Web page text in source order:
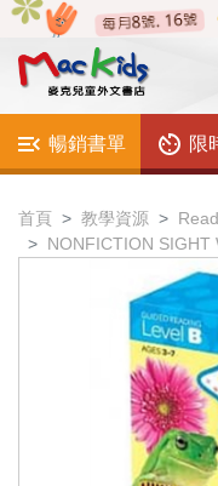
暢銷書單 限
首頁 教學資源
NONFICTION SIGHT